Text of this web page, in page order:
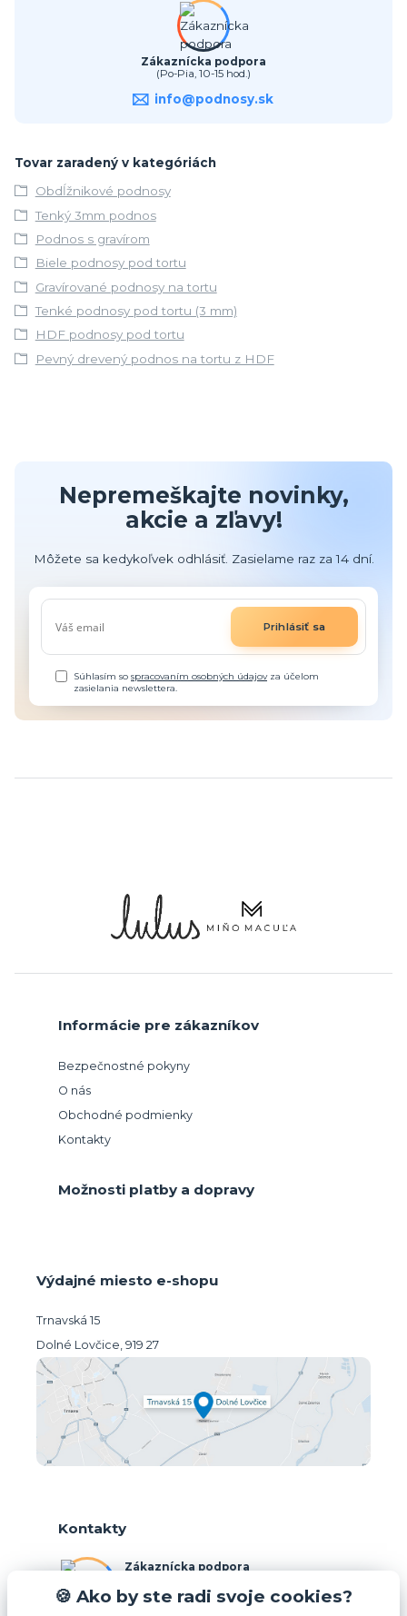
Zákaznícka podpora
(Po-Pia, 10-15 hod.)
info@podnosy.sk
Tovar zaradený v kategóriách
Obdĺžnikové podnosy
Tenký 3mm podnos
Podnos s gravírom
Biele podnosy pod tortu
Gravírované podnosy na tortu
Tenké podnosy pod tortu (3 mm)
HDF podnosy pod tortu
Pevný drevený podnos na tortu z HDF
Nepremeškajte novinky,
akcie a zľavy!
Môžete sa kedykoľvek odhlásiť. Zasielame raz za 14 dní.
Prihlásiť sa
Súhlasím sospracovaním osobných údajovza účelom
zasielania newslettera.
Informácie pre zákazníkov
Bezpečnostné pokyny
O nás
Obchodné podmienky
Kontakty
Možnosti platby a dopravy
Výdajné miesto e-shopu
Trnavská 15
Dolné Lovčice, 919 27
Kontakty
Zákaznícka podpora
(Po-Pia, 10-15 hod.)
🍪 Ako by ste radi svoje cookies?